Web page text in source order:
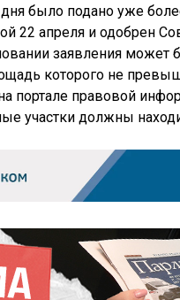
было подано уже
22 апреля и одобрен
заявления
которого не
портале правовой
участки должны